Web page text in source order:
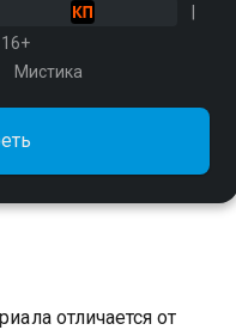
16+
Мистика
отличается от